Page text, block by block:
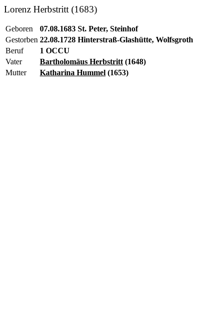
Lorenz Herbstritt (1683)
Geboren
07.08.1683 St. Peter, Steinhof
Gestorben 22.08.1728 Hinterstraß-Glashütte, Wolfsgroth
Beruf
1 OCCU
Vater
Bartholomäus Herbstritt (1648)
Mutter
Katharina Hummel (1653)